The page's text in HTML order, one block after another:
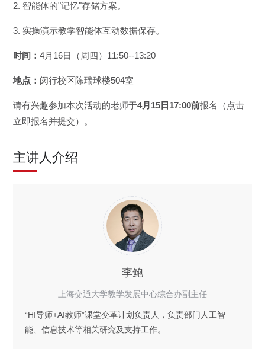
2. 智能体的"记忆"存储方案。
3. 实操演示教学智能体互动数据保存。
时间：4月16日（周四）11:50--13:20
地点： 闵行校区陈瑞球楼504室
请有兴趣参加本次活动的老师于4月15日17:00前报名（点击
立即报名并提交）。
主讲人介绍
李鲍
上海交通大学教学发展中心综合办副主任
“HI导师+AI教师”课堂变革计划负责人，负责部门人工智
能、信息技术等相关研究及支持工作。